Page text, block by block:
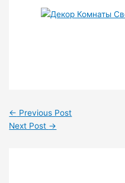
← Previous Post
Next Post →